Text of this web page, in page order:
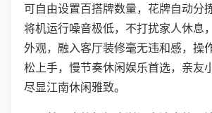
可自由设置百搭牌数量，花牌自动分
将机运行噪音极低，不打扰家人休息
外观，融入客厅装修毫无违和感，操
松上手，慢节奏休闲娱乐首选，亲友
尽显江南休闲雅致。